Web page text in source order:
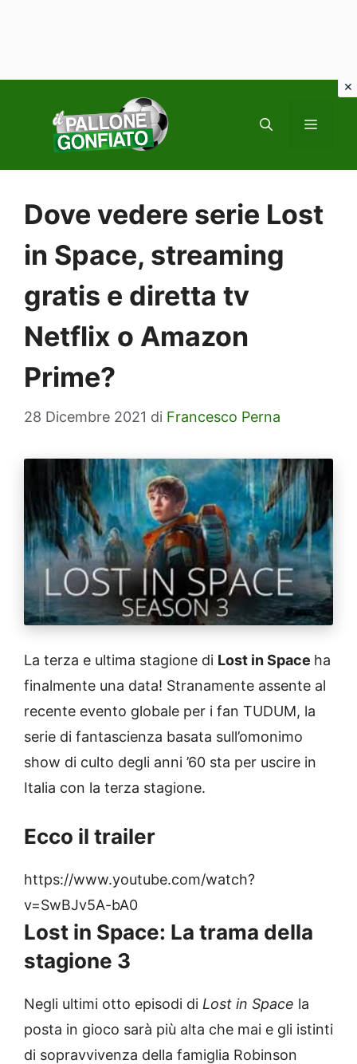
contenuto
MENU
Dove vedere serie Lost
in Space, streaming
gratis e diretta tv
Netflix o Amazon
Prime?
28 Dicembre 2021 di Francesco Perna
La terza e ultima stagione di Lost in Space ha
finalmente una data! Stranamente assente al
recente evento globale per i fan TUDUM, la
serie di fantascienza basata sull’omonimo
show di culto degli anni ’60 sta per uscire in
Italia con la terza stagione.
Ecco il trailer
https://www.youtube.com/watch?
v=SwBJv5A-bA0
Lost in Space: La trama della
stagione 3
Negli ultimi otto episodi di Lost in Space la
posta in gioco sarà più alta che mai e gli istinti
di sopravvivenza della famiglia Robinson